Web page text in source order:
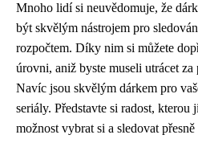
Mnoho lidí si neuvědomuje, že
být skvělým nástrojem pro
rozpočtem. Díky nim si můžete
úrovni, aniž byste museli utrácet
Navíc jsou skvělým dárkem pro
seriály. Představte si radost,
možnost vybrat si a sledovat